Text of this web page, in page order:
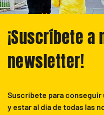
¡Suscríbete a
newsletter!
Suscríbete para
y estar al día de todas las